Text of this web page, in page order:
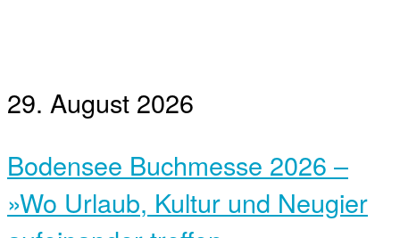
29. August 2026
Bodensee Buchmesse 2026 –
»Wo Urlaub, Kultur und Neugier